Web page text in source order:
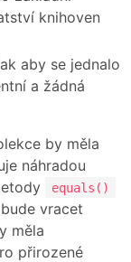
knihoven
aby se jednalo
a žádná
by měla
náhradou
equals()
vracet
měla
přirozené